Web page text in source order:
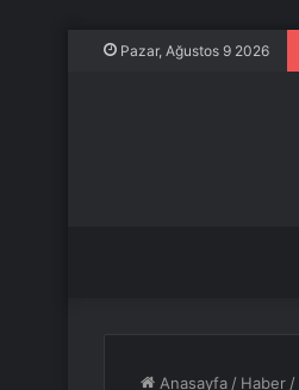
Pazar, Ağustos 9 2026
Anasayfa / Haber /